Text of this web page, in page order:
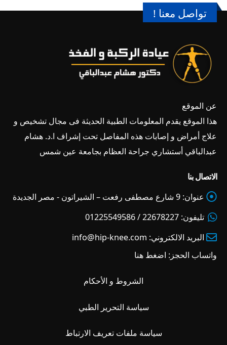
تواصل معنا !
عن الموقع
هذا الموقع يقدم المعلومات الطبية الحديثة فى مجال تشخيص و
علاج أمراض و إصابات هذه المفاصل تحت إشراف ا.د. هشام
عبدالباقي أستشاري جراحة العظام بجامعة عين شمس
الاتصال بنا
عنوان: 9 شارع مصطفى رفعت – الشيراتون - مصر الجديدة
تليفون: 22678227 / 01225549586
البريد الالكتروني: info@hip-knee.com
واتساب الحجز: اضغط هنا
الشروط و الأحكام
سياسة التحرير الطبي
سياسة ملفات تعريف الارتباط